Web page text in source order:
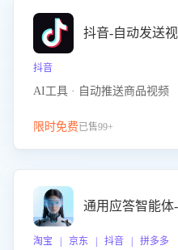
抖音-自动发送
抖音
AI工具 · 自动推送商品视频
限时免费已售99+
通用应答智能体
淘宝 | 京东 | 抖音 | 拼多多